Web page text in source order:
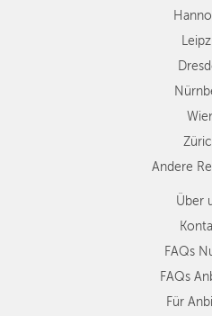
Regionen
Andere
Über
FAQs
FAQs
Für